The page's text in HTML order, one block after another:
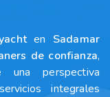
en Sadamar
de confianza,
perspectiva
integrales